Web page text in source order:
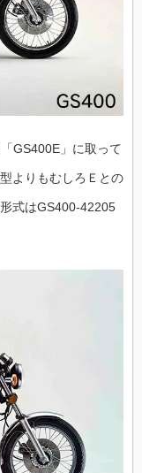
GS400E」に取って
よりもむしろＥとの
式はGS400-42205